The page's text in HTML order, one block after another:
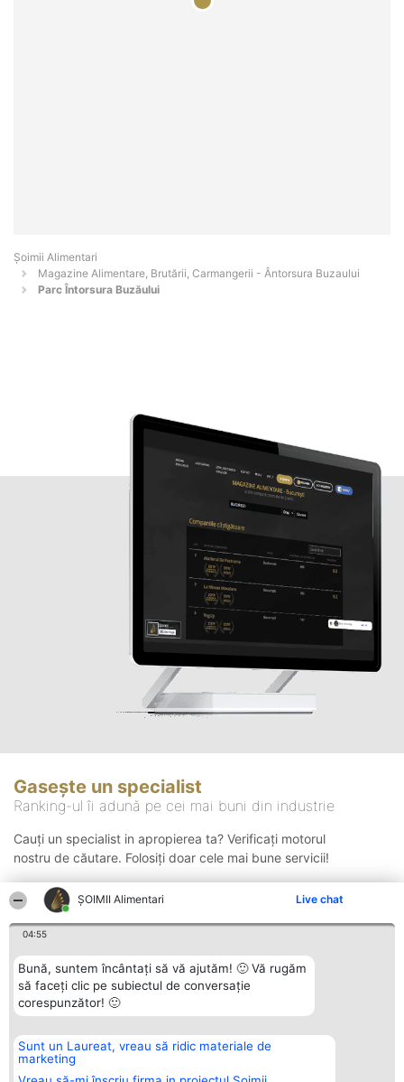
ŞOIMII Alimentari Live chat
04:55
Bună, suntem încântați să vă ajutăm! 🙂 Vă rugăm
să faceți clic pe subiectul de conversație
corespunzător! 🙂
Sunt un Laureat, vreau să ridic materiale de
marketing
Şoimii Alimentari
Magazine Alimentare, Brutării, Carmangerii - Ântorsura Buzaului
Parc Întorsura Buzăului
Gasește un specialist
Ranking-ul îi adună pe cei mai buni din industrie
Cauți un specialist in apropierea ta? Verificați motorul
nostru de căutare. Folosiți doar cele mai bune servicii!
Organizator Ranking
BRIGHT SOLUTIONS BR SRL
Aleea Timisul De Sus 2 Bl. A30
Plebiscyt
Lista Tuturor
Contact